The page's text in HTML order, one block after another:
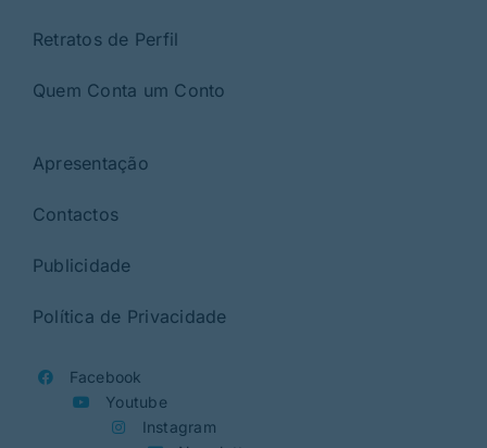
Retratos de Perfil
Quem Conta um Conto
Apresentação
Contactos
Publicidade
Política de Privacidade
Facebook
Youtube
Instagram